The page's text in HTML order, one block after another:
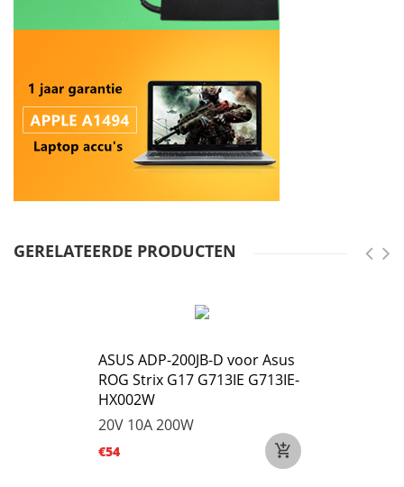
GERELATEERDE PRODUCTEN
ASUS ADP-200JB-D voor Asus
ROG Strix G17 G713IE G713IE-
HX002W
20V 10A 200W
€54